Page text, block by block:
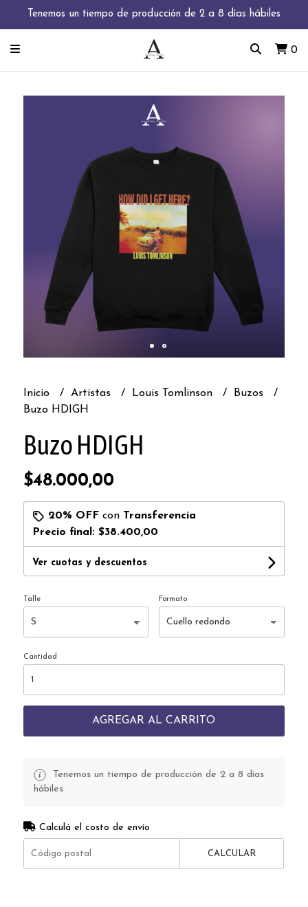
Tenemos un tiempo de producción de 2 a 8 días hábiles
0
Inicio Artistas Louis Tomlinson
Buzos
Buzo HDIGH
Buzo HDIGH
$48.000,00
20% OFFcon Transferencia
Precio final: $38.400,00
Ver cuotas y descuentos
Talle Formato
Cantidad
AGREGAR AL CARRITO
Tenemos un tiempo de producción de 2 a 8 días
hábiles
Calculá el costo de envío
CALCULAR